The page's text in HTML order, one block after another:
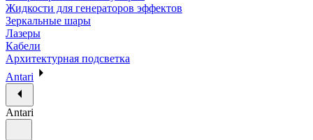
Жидкости для генераторов эффектов
Зеркальные шары
Лазеры
Кабели
Архитектурная подсветка
Antari
Antari